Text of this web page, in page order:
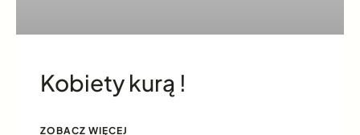
Kobiety kurą !
ZOBACZ WIĘCEJ